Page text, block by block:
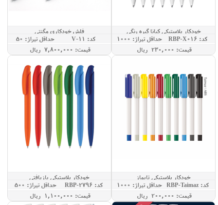
خودکار پلاستیکی کیانا گیره رنگی
کد: RBP-X016
حداقل تيراژ: 1000
قيمت: 230,000 ريال
فلش خودکاری مگنتی
کد: V-11
حداقل تيراژ: 50
قيمت: 7,800,000 ريال
خودکار پلاستیکی تایماز
کد: RBP-Taimaz
حداقل تيراژ: 1000
قيمت: 200,000 ريال
خودکار پلاستیکی بازیافتی
کد: RBP-2796
حداقل تيراژ: 500
قيمت: 1,100,000 ريال